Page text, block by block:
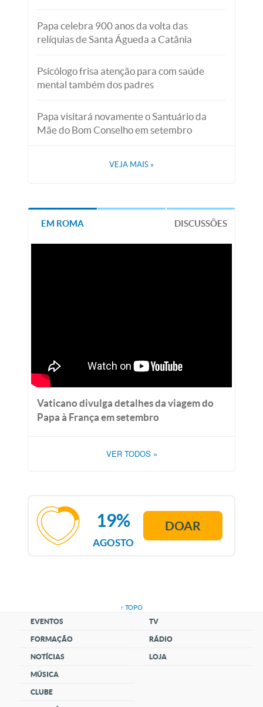
Papa celebra 900 anos da volta das
relíquias de Santa Águeda a Catânia
Psicólogo frisa atenção para com saúde
mental também dos padres
Papa visitará novamente o Santuário da
Mãe do Bom Conselho em setembro
VEJA MAIS »
EM ROMA DISCUSSÕES
Vaticano divulga detalhes da viagem do
Papa à França em setembro
VER TODOS »
AGOSTO
19% DOAR
↑ TOPO
EVENTOS
FORMAÇÃO
NOTÍCIAS
MÚSICA
CLUBE
TV
RÁDIO
LOJA